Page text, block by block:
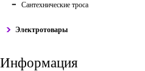
Сантехнические троса
Электротовары
Информация